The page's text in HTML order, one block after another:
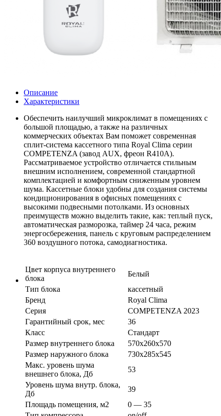
Описание
Характеристики
Обеспечить наилучший микроклимат в помещениях с
большой площадью, а также на различных
коммерческих объектах Вам поможет современная
сплит-система кассетного типа Royal Clima серии
COMPETENZA (завод AUX, фреон R410А).
Рассматриваемое устройство отличается стильным
внешним исполнением, современной стандартной
комплектацией и комфортным сниженным уровнем
шума. Кассетные блоки удобны для создания системы
кондиционирования в офисных помещениях с
высокими подвесными потолками. Из основных
преимуществ можно выделить такие, как: теплый пуск,
автоматическая разморозка, таймер 24 часа, режим
энергосбережения, панель с круговым распределением
360 воздушного потока, самодиагностика.
Цвет корпуса внутреннего
блока
Белый
Тип блока
кассетный
Бренд
Royal Clima
Серия
COMPETENZA 2023
Гарантийный срок, мес
36
Класс
Стандарт
Размер внутреннего блока
570х260х570
Размер наружного блока
730x285х545
Макс. уровень шума
внешнего блока, Дб
53
Уровень шума внутр. блока,
Дб
39
Площадь помещения, м2
0 — 35